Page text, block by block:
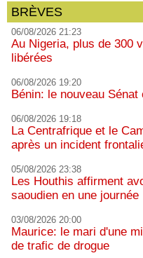
BRÈVES
06/08/2026 21:23
Au Nigeria, plus de 300
libérées
06/08/2026 19:20
Bénin: le nouveau
06/08/2026 19:18
La Centrafrique et le
après un incident
05/08/2026 23:38
Les Houthis affirment
saoudien en une journée
03/08/2026 20:00
Maurice: le mari d'une
de trafic de drogue